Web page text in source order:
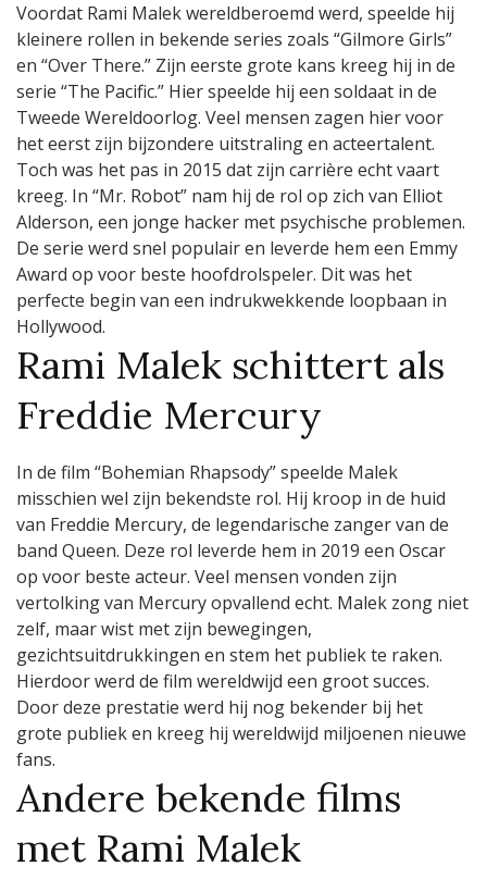
Voordat Rami Malek wereldberoemd werd, speelde hij
kleinere rollen in bekende series zoals “Gilmore Girls”
en “Over There.” Zijn eerste grote kans kreeg hij in de
serie “The Pacific.” Hier speelde hij een soldaat in de
Tweede Wereldoorlog. Veel mensen zagen hier voor
het eerst zijn bijzondere uitstraling en acteertalent.
Toch was het pas in 2015 dat zijn carrière echt vaart
kreeg. In “Mr. Robot” nam hij de rol op zich van Elliot
Alderson, een jonge hacker met psychische problemen.
De serie werd snel populair en leverde hem een Emmy
Award op voor beste hoofdrolspeler. Dit was het
perfecte begin van een indrukwekkende loopbaan in
Hollywood.
Rami Malek schittert als
Freddie Mercury
In de film “Bohemian Rhapsody” speelde Malek
misschien wel zijn bekendste rol. Hij kroop in de huid
van Freddie Mercury, de legendarische zanger van de
band Queen. Deze rol leverde hem in 2019 een Oscar
op voor beste acteur. Veel mensen vonden zijn
vertolking van Mercury opvallend echt. Malek zong niet
zelf, maar wist met zijn bewegingen,
gezichtsuitdrukkingen en stem het publiek te raken.
Hierdoor werd de film wereldwijd een groot succes.
Door deze prestatie werd hij nog bekender bij het
grote publiek en kreeg hij wereldwijd miljoenen nieuwe
fans.
Andere bekende films
met Rami Malek